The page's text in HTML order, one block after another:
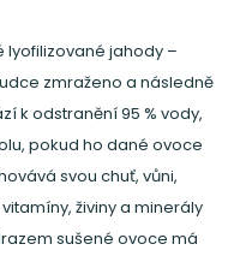
jahody –
zmraženo a následně
k odstranění 95 % vody,
pokud ho dané ovoce
svou chuť, vůni,
živiny a minerály
sušené ovoce má